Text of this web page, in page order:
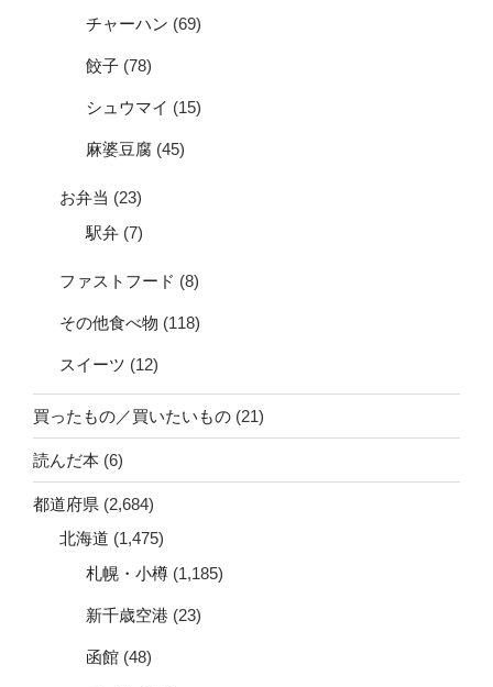
チャーハン (69)
餃子 (78)
シュウマイ (15)
麻婆豆腐 (45)
お弁当 (23)
駅弁 (7)
ファストフード (8)
その他食べ物 (118)
スイーツ (12)
買ったもの／買いたいもの (21)
読んだ本 (6)
都道府県 (2,684)
北海道 (1,475)
札幌・小樽 (1,185)
新千歳空港 (23)
函館 (48)